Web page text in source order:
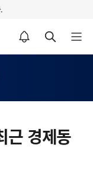
알림설정 바로가기 검색 바로가기 메뉴 열기
근 경제동